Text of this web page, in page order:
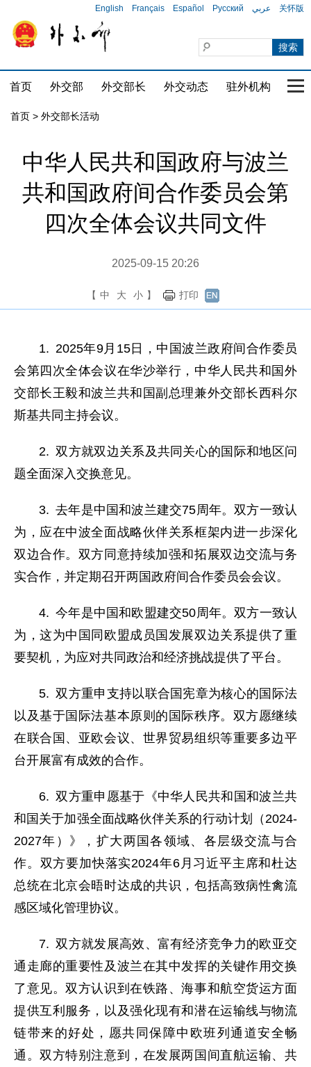
English Français Español Русский عربي 关怀版
首页 外交部 外交部长 外交动态 驻外机构 国
首页 > 外交部长活动
中华人民共和国政府与波兰
共和国政府间合作委员会第
四次全体会议共同文件
2025-09-15 20:26
【 中 大 小 】 打印
1. 2025年9月15日，中国波兰政府间合作委员
会第四次全体会议在华沙举行，中华人民共和国外
交部长王毅和波兰共和国副总理兼外交部长西科尔
斯基共同主持会议。
2. 双方就双边关系及共同关心的国际和地区问
题全面深入交换意见。
3. 去年是中国和波兰建交75周年。双方一致认
为，应在中波全面战略伙伴关系框架内进一步深化
双边合作。双方同意持续加强和拓展双边交流与务
实合作，并定期召开两国政府间合作委员会会议。
4. 今年是中国和欧盟建交50周年。双方一致认
为，这为中国同欧盟成员国发展双边关系提供了重
要契机，为应对共同政治和经济挑战提供了平台。
5. 双方重申支持以联合国宪章为核心的国际法
以及基于国际法基本原则的国际秩序。双方愿继续
在联合国、亚欧会议、世界贸易组织等重要多边平
台开展富有成效的合作。
6. 双方重申愿基于《中华人民共和国和波兰共
和国关于加强全面战略伙伴关系的行动计划（2024-
2027年）》，扩大两国各领域、各层级交流与合
作。双方要加快落实2024年6月习近平主席和杜达
总统在北京会晤时达成的共识，包括高致病性禽流
感区域化管理协议。
7. 双方就发展高效、富有经济竞争力的欧亚交
通走廊的重要性及波兰在其中发挥的关键作用交换
了意见。双方认识到在铁路、海事和航空货运方面
提供互利服务，以及强化现有和潜在运输线与物流
链带来的好处，愿共同保障中欧班列通道安全畅
通。双方特别注意到，在发展两国间直航运输、共